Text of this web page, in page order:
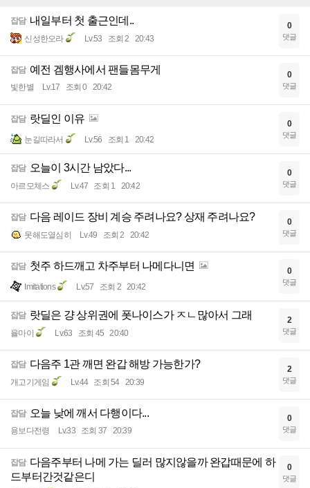
잡담 내일부터 첫 출근인데..
신성한오라 Lv.53 조회 2 20:43
0
댓글
잡담 예전 겜행사에서 팬들몸무게
빛한별 Lv.17 조회 0 20:42
0
댓글
잡담 랏딜인 이유
눈길따라서 Lv.56 조회 1 20:42
0
댓글
잡담 오늘이 3시간 남았다...
아르모체스 Lv.47 조회 1 20:42
0
댓글
잡담 다음 레이드 장비 계승 주려나요? 상재 주려나요?
못해도열심히 Lv.49 조회 2 20:42
0
댓글
잡담 첫주 하드깨고 차주부터 나메다니면
Imitations Lv.57 조회 2 20:42
0
댓글
잡담 랏딜은 걍 상위권에 폿나이스가 ㅈㄴ많아서 그래
율마이 Lv.63 조회 45 20:40
2
댓글
잡담 다음주 1관 깨면 완갑 해방 가능한가?
개고기게임 Lv.44 조회 54 20:39
2
댓글
잡담 오늘 낮에 깨서 다행이다...
용보다전령 Lv.33 조회 37 20:39
0
댓글
잡담 다음주부터 나메 가는 딜러 많지않을까 완갑때문에 하
드부터간것같은디
0
댓글